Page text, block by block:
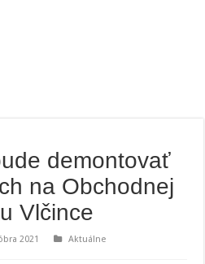
demontovať
na Obchodnej
Vlčince
2021
Aktuálne